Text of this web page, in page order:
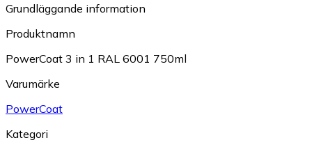
Grundläggande information
Produktnamn
PowerCoat 3 in 1 RAL 6001 750ml
Varumärke
PowerCoat
Kategori